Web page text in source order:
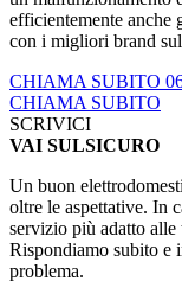
efficientemente anche
con i migliori brand
CHIAMA SUBITO
CHIAMA SUBITO
SCRIVICI
VAI SULSICURO
Un buon
oltre le aspettative. In
servizio più adatto alle
Rispondiamo subito e
problema.